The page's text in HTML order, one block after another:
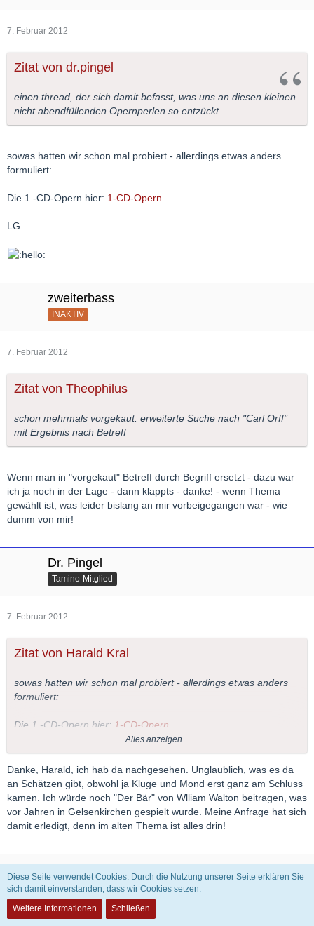
7. Februar 2012
Zitat von dr.pingel
einen thread, der sich damit befasst, was uns an diesen kleinen
nicht abendfüllenden Opernperlen so entzückt.
sowas hatten wir schon mal probiert - allerdings etwas anders
formuliert:
Die 1 -CD-Opern hier: 1-CD-Opern
LG
zweiterbass
INAKTIV
7. Februar 2012
Zitat von Theophilus
schon mehrmals vorgekaut: erweiterte Suche nach "Carl Orff"
mit Ergebnis nach Betreff
Wenn man in "vorgekaut" Betreff durch Begriff ersetzt - dazu war
ich ja noch in der Lage - dann klappts - danke! - wenn Thema
gewählt ist, was leider bislang an mir vorbeigegangen war - wie
dumm von mir!
Dr. Pingel
Tamino-Mitglied
7. Februar 2012
Zitat von Harald Kral
sowas hatten wir schon mal probiert - allerdings etwas anders
formuliert:
Die 1 -CD-Opern hier: 1-CD-Opern
LG
Alles anzeigen
Danke, Harald, ich hab da nachgesehen. Unglaublich, was es da
an Schätzen gibt, obwohl ja Kluge und Mond erst ganz am Schluss
kamen. Ich würde noch "Der Bär" von Wlliam Walton beitragen, was
vor Jahren in Gelsenkirchen gespielt wurde. Meine Anfrage hat sich
damit erledigt, denn im alten Thema ist alles drin!
INAKTIV
Diese Seite verwendet Cookies. Durch die Nutzung unserer Seite erklären Sie
sich damit einverstanden, dass wir Cookies setzen.
Weitere Informationen
Schließen